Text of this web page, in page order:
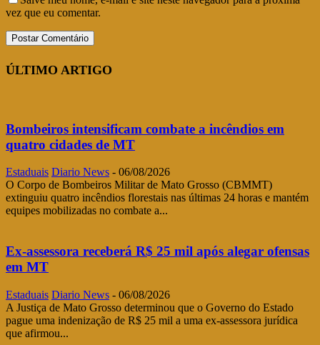
vez que eu comentar.
ÚLTIMO ARTIGO
Bombeiros intensificam combate a incêndios em
quatro cidades de MT
Estaduais Diario News - 06/08/2026
O Corpo de Bombeiros Militar de Mato Grosso (CBMMT)
extinguiu quatro incêndios florestais nas últimas 24 horas e mantém
equipes mobilizadas no combate a...
Ex-assessora receberá R$ 25 mil após alegar ofensas
em MT
Estaduais Diario News - 06/08/2026
A Justiça de Mato Grosso determinou que o Governo do Estado
pague uma indenização de R$ 25 mil a uma ex-assessora jurídica
que afirmou...